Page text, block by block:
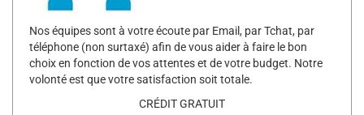
Nos équipes sont à votre écoute par Email, par Tchat, par
téléphone (non surtaxé) afin de vous aider à faire le bon
choix en fonction de vos attentes et de votre budget. Notre
volonté est que votre satisfaction soit totale.
CRÉDIT GRATUIT